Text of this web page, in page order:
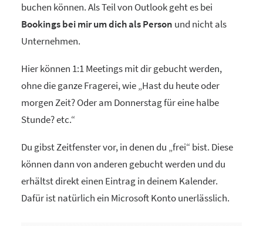
buchen können. Als Teil von Outlook geht es bei
Bookings bei mir um dich als Person und nicht als
Unternehmen.
Hier können 1:1 Meetings mit dir gebucht werden,
ohne die ganze Fragerei, wie „Hast du heute oder
morgen Zeit? Oder am Donnerstag für eine halbe
Stunde? etc.“
Du gibst Zeitfenster vor, in denen du „frei“ bist. Diese
können dann von anderen gebucht werden und du
erhältst direkt einen Eintrag in deinem Kalender.
Dafür ist natürlich ein Microsoft Konto unerlässlich.